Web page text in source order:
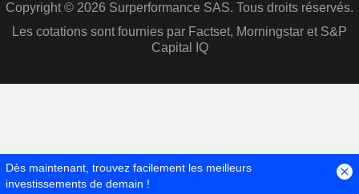
Copyright © 2026 Surperformance SAS. Tous droits réservés.
Les cotations sont fournies par Factset, Morningstar et S&P
Capital IQ
Dès maintenant, trouvez facilement les meilleurs
investissements de demain !